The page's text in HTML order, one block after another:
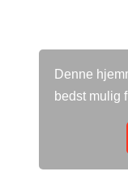
Denne
bedst mulig